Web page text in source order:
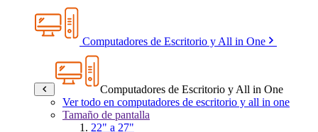
Computadores de Escritorio y All in One
Computadores de Escritorio y All in One
Ver todo en computadores de escritorio y all in one
Tamaño de pantalla
22" a 27"